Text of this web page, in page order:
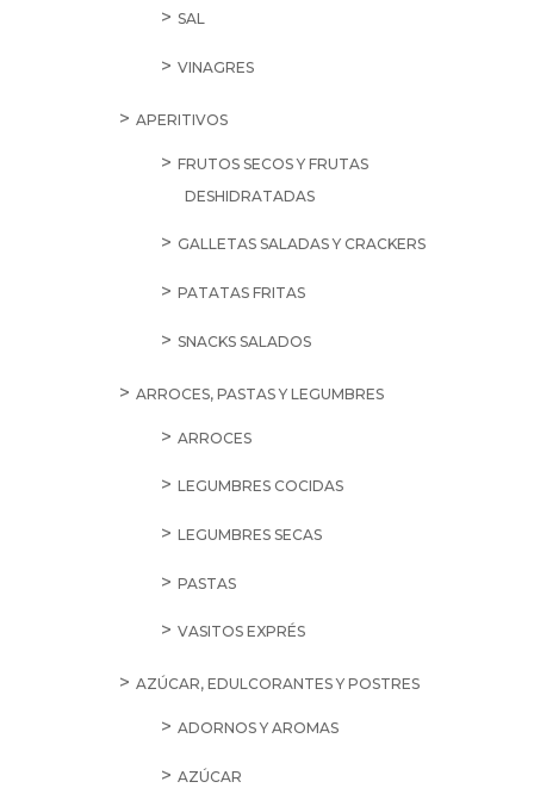
SAL
VINAGRES
APERITIVOS
FRUTOS SECOS Y FRUTAS
DESHIDRATADAS
GALLETAS SALADAS Y CRACKERS
PATATAS FRITAS
SNACKS SALADOS
ARROCES, PASTAS Y LEGUMBRES
ARROCES
LEGUMBRES COCIDAS
LEGUMBRES SECAS
PASTAS
VASITOS EXPRÉS
AZÚCAR, EDULCORANTES Y POSTRES
ADORNOS Y AROMAS
AZÚCAR